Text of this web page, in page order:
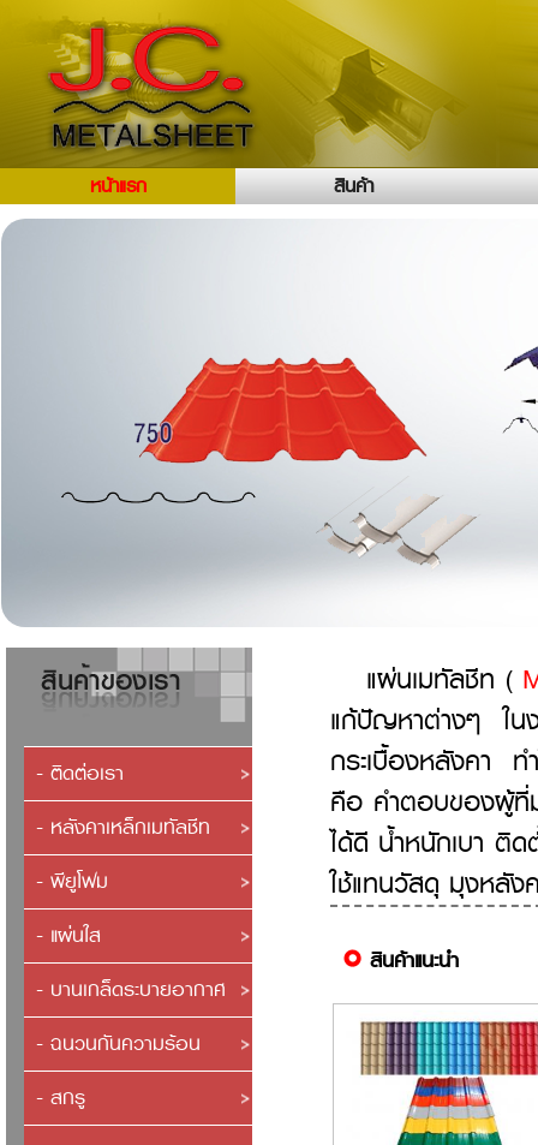
หน้าแรก สินค้า
- ติดต่อเรา
- หลังคาเหล็กเมทัลชีท
- พียูโฟม
- แผ่นใส
- บานเกล็ดระบายอากาศ
- ฉนวนกันความร้อน
- สกรู
แผ่นเมทัลชีท (
แก้ปัญหาต่างๆ ใน
กระเบื้องหลังคา ท
คือ คำตอบของผู้ที่
ได้ดี น้ำหนักเบา ติด
ใช้แทนวัสดุ มุงหลัง
สินค้าแนะนำ